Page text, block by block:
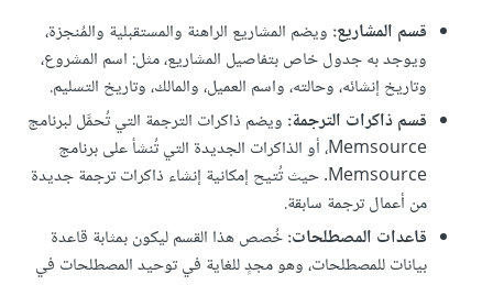
قسم المشاريع: ويضم المشاريع الراهنة والمستقبلية والمُنجزة،
ويوجد به جدول خاص بتفاصيل المشاريع، مثل: اسم المشروع،
وتاريخ إنشائه، وحالته، واسم العميل، والمالك، وتاريخ التسليم.
قسم ذاكرات الترجمة: ويضم ذاكرات الترجمة التي تُحمَّل لبرنامج
Memsource، أو الذاكرات الجديدة التي تُنشأ على برنامج
Memsource. حيث تُتيح إمكانية إنشاء ذاكرات ترجمة جديدة
من أعمال ترجمة سابقة.
قاعدات المصطلحات:خُصص هذا القسم ليكون بمثابة قاعدة
بيانات للمصطلحات، وهو مجدٍ للغاية في توحيد المصطلحات في